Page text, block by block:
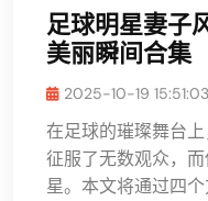
足球明星妻子
美丽瞬间合集
2025-10-19 15:51:03
在足球的璀璨舞台
征服了无数观众，
星。本文将通过四